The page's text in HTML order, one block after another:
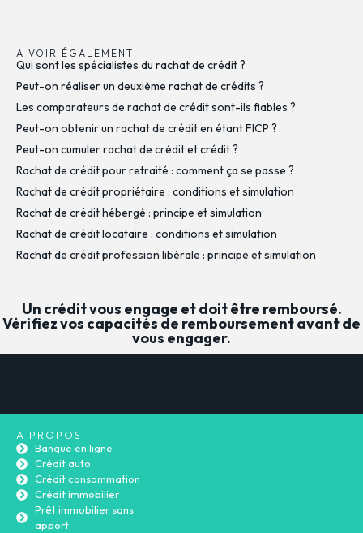
A VOIR ÉGALEMENT
Qui sont les spécialistes du rachat de crédit ?
Peut-on réaliser un deuxième rachat de crédits ?
Les comparateurs de rachat de crédit sont-ils fiables ?
Peut-on obtenir un rachat de crédit en étant FICP ?
Peut-on cumuler rachat de crédit et crédit ?
Rachat de crédit pour retraité : comment ça se passe ?
Rachat de crédit propriétaire : conditions et simulation
Rachat de crédit hébergé : principe et simulation
Rachat de crédit locataire : conditions et simulation
Rachat de crédit profession libérale : principe et simulation
Un crédit vous engage et doit être remboursé.
Vérifiez vos capacités de remboursement avant de
vous engager.
A PROPOS
Banque en ligne
Crédit auto
Crédit consommation
Crédit immobilier
Prêt immobilier sans
apport